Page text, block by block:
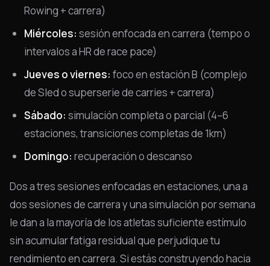
Rowing + carrera)
Miércoles: sesión enfocada en carrera (tempo o
intervalos a HR de race pace)
Jueves o viernes: foco en estación B (complejo
de Sled o superserie de carries + carrera)
Sábado: simulación completa o parcial (4–6
estaciones, transiciones completas de 1km)
Domingo: recuperación o descanso
Dos a tres sesiones enfocadas en estaciones, una a
dos sesiones de carrera y una simulación por semana
le dan a la mayoría de los atletas suficiente estímulo
sin acumular fatiga residual que perjudique tu
rendimiento en carrera. Si estás construyendo hacia